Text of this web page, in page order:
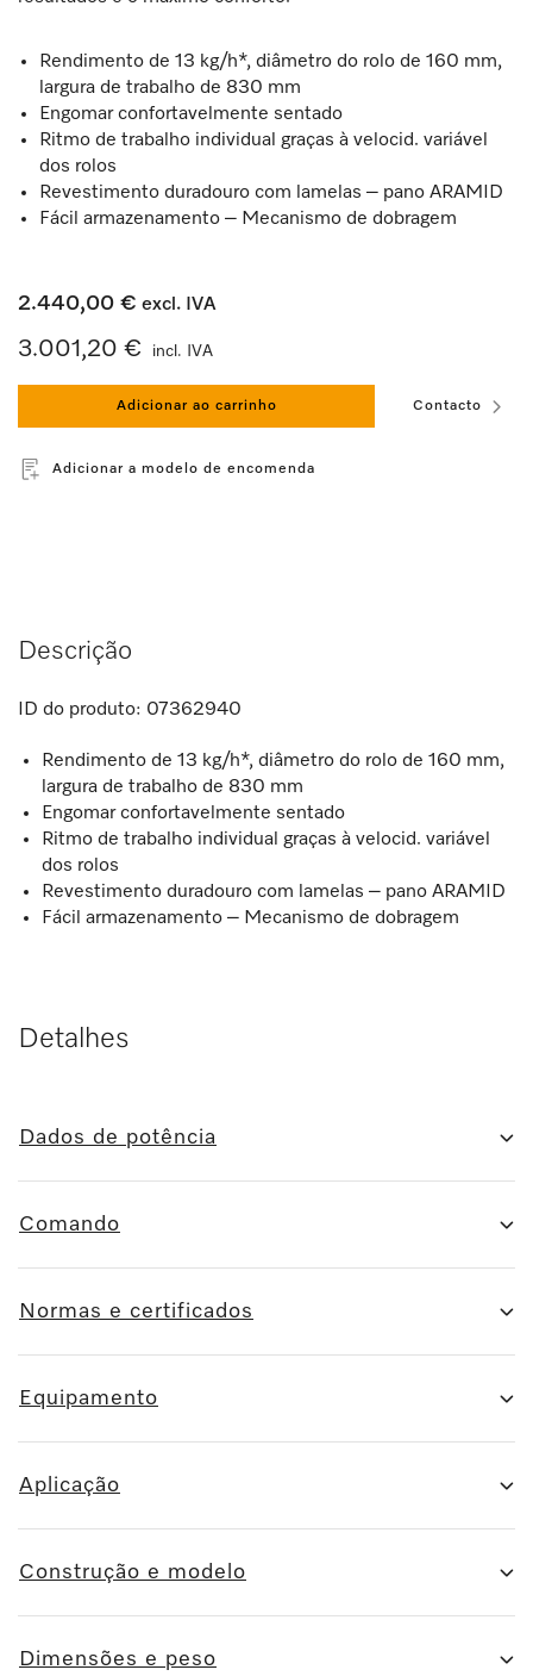
Rendimento de 13 kg/h*, diâmetro do rolo de 160 mm,
largura de trabalho de 830 mm
Engomar confortavelmente sentado
Ritmo de trabalho individual graças à velocid. variável
dos rolos
Revestimento duradouro com lamelas – pano ARAMID
Fácil armazenamento – Mecanismo de dobragem
2.440,00 € excl. IVA
3.001,20 € incl. IVA
Adicionar ao carrinho Contacto
Adicionar a modelo de encomenda
Descrição
ID do produto: 07362940
Rendimento de 13 kg/h*, diâmetro do rolo de 160 mm,
largura de trabalho de 830 mm
Engomar confortavelmente sentado
Ritmo de trabalho individual graças à velocid. variável
dos rolos
Revestimento duradouro com lamelas – pano ARAMID
Fácil armazenamento – Mecanismo de dobragem
Detalhes
Dados de potência
Comando
Normas e certificados
Equipamento
Aplicação
Construção e modelo
Dimensões e peso